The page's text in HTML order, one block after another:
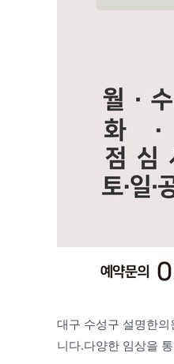
대구 수성구 설명한
니다.다양한 임상을